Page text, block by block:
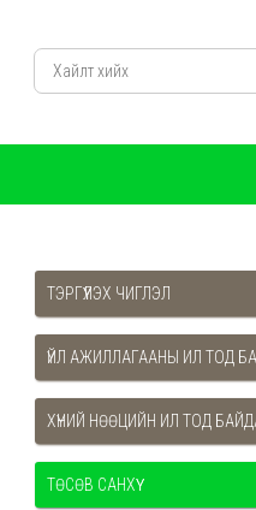
ТЭРГҮҮЛЭХ ЧИГЛЭЛ
ҮЙЛ АЖИЛЛАГААНЫ ИЛ ТОД
ХҮНИЙ НӨӨЦИЙН ИЛ ТОД
ТӨСӨВ САНХҮҮ